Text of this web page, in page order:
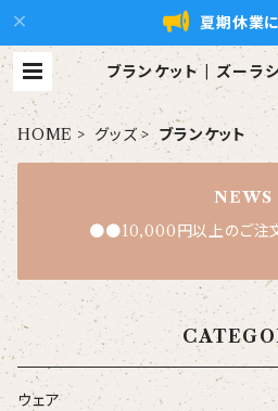
夏期休業
ブランケット | ズーラ
ZBt】公式シ
HOME グッズ ブランケット
NEWS
●●10,000円以上のご注
ウェア